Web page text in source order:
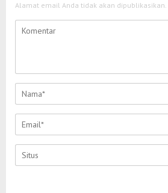
Alamat email Anda tidak akan dipublikasikan.